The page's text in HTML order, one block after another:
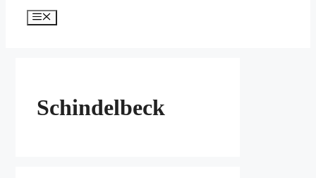
Menü
Schindelbeck